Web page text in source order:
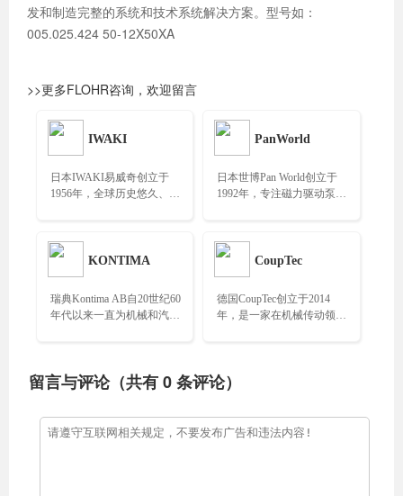
发和制造完整的系统和技术系统解决方案。型号如：
005.025.424 50-12X50XA
>>更多FLOHR咨询，欢迎留言
IWAKI
日本IWAKI易威奇创立于
1956年，全球历史悠久、规
PanWorld
日本世博Pan World创立于
1992年，专注磁力驱动泵制
KONTIMA
瑞典Kontima AB自20世纪60
年代以来一直为机械和汽车
CoupTec
德国CoupTec创立于2014
年，是一家在机械传动领域
留言与评论（共有0条评论）